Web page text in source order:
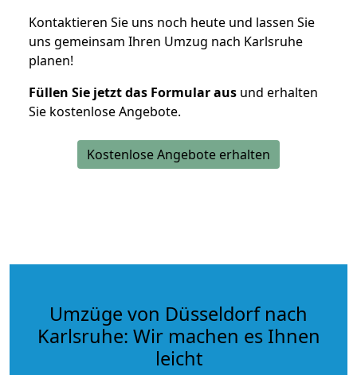
Kontaktieren Sie uns noch heute und lassen Sie
uns gemeinsam Ihren Umzug nach Karlsruhe
planen!
Füllen Sie jetzt das Formular aus und erhalten
Sie kostenlose Angebote.
Kostenlose Angebote erhalten
Umzüge von Düsseldorf nach
Karlsruhe: Wir machen es Ihnen
leicht